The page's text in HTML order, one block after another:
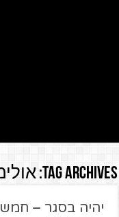
Tag Archives:
יהיה בסגר –